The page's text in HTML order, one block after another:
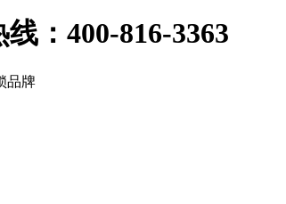
： 400-816-3363
品牌